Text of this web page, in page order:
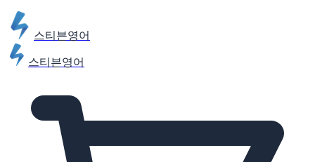
스티븐영어
스티븐영어